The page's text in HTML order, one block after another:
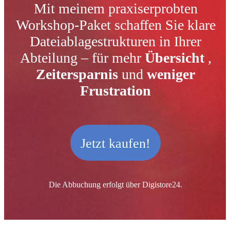
Mit meinem praxiserprobten
Workshop-Paket schaffen Sie klare
Dateiablagestrukturen in Ihrer
Abteilung – für mehr Übersicht,
Zeitersparnis und weniger
Frustration
Jetzt kaufen!
Die Abbuchung erfolgt über Digistore24.